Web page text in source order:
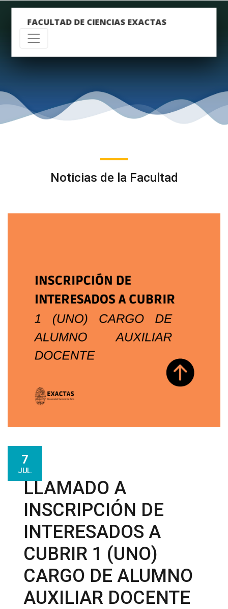
FACULTAD DE CIENCIAS EXACTAS
Noticias de la Facultad
7
JUL.
LLAMADO A
INSCRIPCIÓN DE
INTERESADOS A
CUBRIR 1 (UNO)
CARGO DE ALUMNO
AUXILIAR DOCENTE